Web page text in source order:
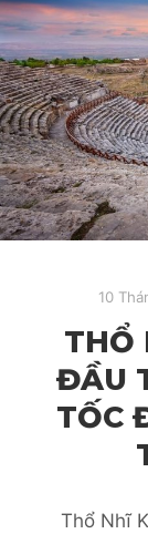
10
THỔ
ĐẦU
TỐC
Thổ Nhĩ